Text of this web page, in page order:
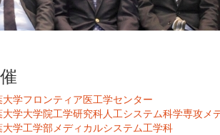
大学フロンティア医工学センター
大学大学院工学研究科人工システム科学専攻メ
大学工学部メディカルシステム工学科